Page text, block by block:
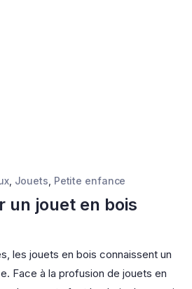
, Jouets Petite enfance
un jouet en bois
les jouets en bois connaissent un
Face à la profusion de jouets en